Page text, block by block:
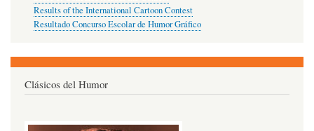
Results of the International Cartoon Contest
Resultado Concurso Escolar de Humor Gráfico
Clásicos del Humor